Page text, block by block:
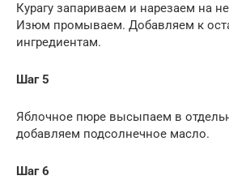
Курагу запариваем и нарезаем на
Изюм промываем. Добавляем к
ингредиентам.
Шаг 5
Яблочное пюре высыпаем в
добавляем подсолнечное масло.
Шаг 6